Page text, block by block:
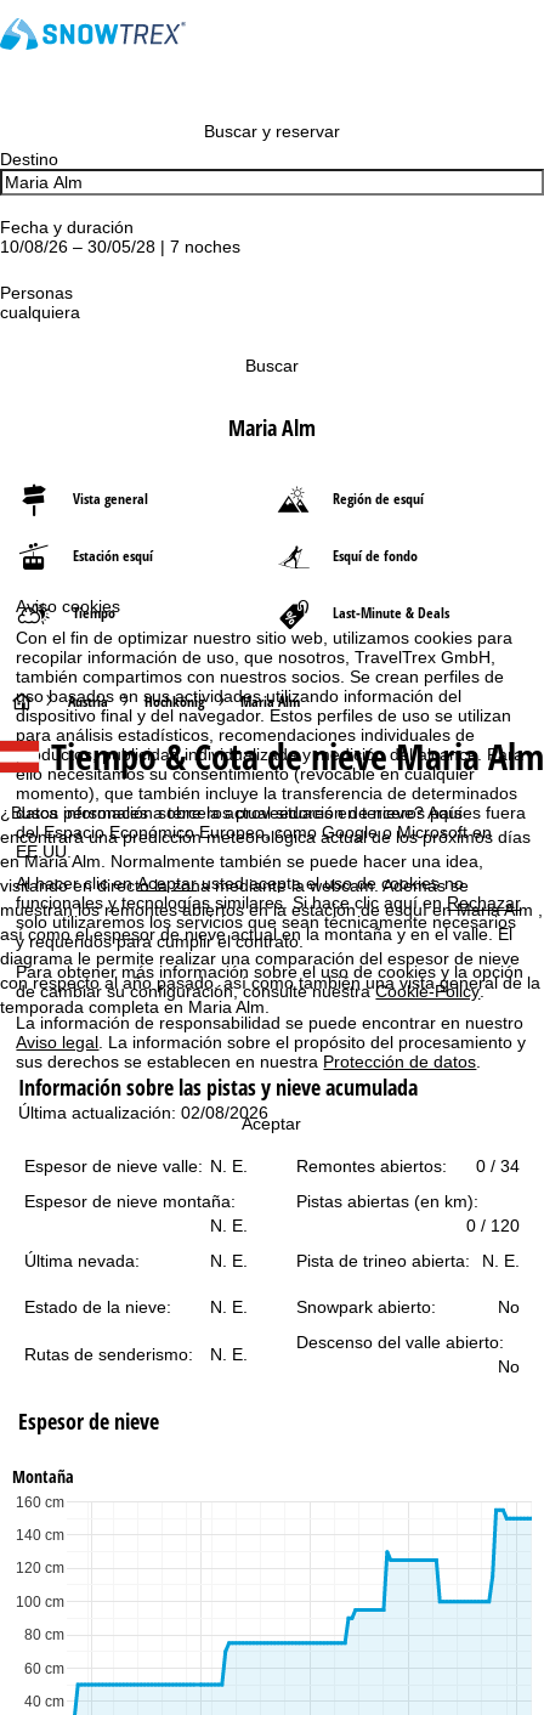
Aviso cookies
Con el fin de optimizar nuestro sitio web, utilizamos cookies para
recopilar información de uso, que nosotros, TravelTrex GmbH,
también compartimos con nuestros socios. Se crean perfiles de
uso basados en sus actividades utilizando información del
dispositivo final y del navegador. Estos perfiles de uso se utilizan
para análisis estadísticos, recomendaciones individuales de
productos, publicidad individualizada y medición del alcance. Para
ello necesitamos su consentimiento (revocable en cualquier
momento), que también incluye la transferencia de determinados
datos personales a terceros proveedores en terceros países fuera
del Espacio Económico Europeo, como Google o Microsoft en
EE.UU.
Al hacer clic enAceptarusted acepta el uso de cookies no
funcionales y tecnologías similares. Si hace clic aquí enRechazar
solo utilizaremos los servicios que sean técnicamente necesarios
y requeridos para cumplir el contrato.
Para obtener más información sobre el uso de cookies y la opción
de cambiar su configuración, consulte nuestraCookie-Policy.
La información de responsabilidad se puede encontrar en nuestro
Aviso legal . La información sobre el propósito del procesamiento y
sus derechos se establecen en nuestra Protección de datos
Aceptar
Buscar y reservar
Destino
Fecha y duración
10/08/26 – 30/05/28 | 7 noches
Personas
cualquiera
Buscar
Maria Alm
Vista general Región de esquí
Estación esquí Esquí de fondo
Tiempo Last-Minute & Deals
P
á
g
i
n
a
p
r
i
c
i
p
a
Austria Hochkönig Maria Alm
Tiempo & Cota de nieve Maria Alm
¿Busca información sobre la actual situación de nieve? Aquí
encontrará una predicción meteorológica actual de los próximos días
en Maria Alm. Normalmente también se puede hacer una idea,
visitando en directo la zona mediante la webcam. Además se
muestran los remontes abiertos en la estación de esquí en Maria Alm ,
así como el espesor de nieve actual en la montaña y en el valle. El
diagrama le permite realizar una comparación del espesor de nieve
con respecto al año pasado, así como también una vista general de la
temporada completa en Maria Alm.
Información sobre las pistas y nieve acumulada
Última actualización: 02/08/2026
Espesor de nieve valle: N. E. Remontes abiertos:
0 / 34
Espesor de nieve montaña:
N. E.
Pistas abiertas (en km):
0 / 120
Última nevada:
N. E. Pista de trineo abierta: N. E.
Estado de la nieve: N. E. Snowpark abierto: No
Rutas de senderismo: N. E.
Descenso del valle abierto:
No
Espesor de nieve
Montaña
40 cm
60 cm
80 cm
100 cm
120 cm
140 cm
160 cm